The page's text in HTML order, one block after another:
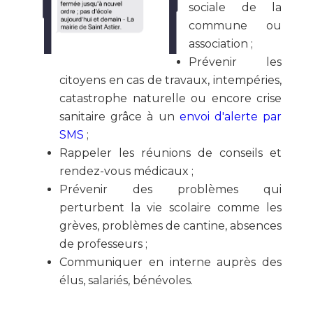
sociale de la
commune ou
association ;
Prévenir les
citoyens en cas de travaux, intempéries,
catastrophe naturelle ou encore crise
sanitaire grâce à un envoi d'alerte par
SMS ;
Rappeler les réunions de conseils et
rendez-vous médicaux ;
Prévenir des problèmes qui
perturbent la vie scolaire comme les
grèves, problèmes de cantine, absences
de professeurs ;
Communiquer en interne auprès des
élus, salariés, bénévoles.